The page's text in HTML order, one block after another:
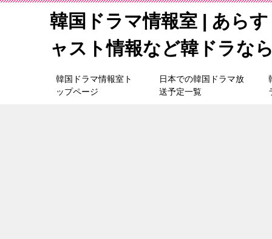
韓国ドラマ情報室 | あら
ャスト情報など韓ドラな
韓国ドラマ情報室ト
ップページ
日本での韓国ドラマ放
送予定一覧